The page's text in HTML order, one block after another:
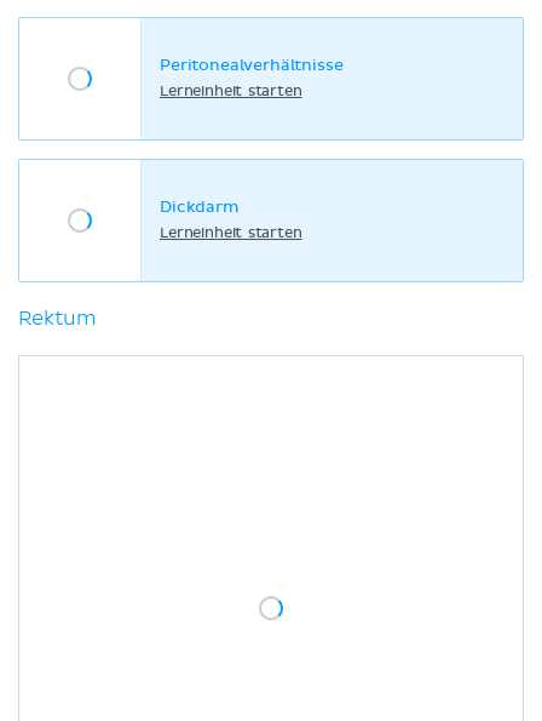
Peritonealverhältnisse
Lerneinheit starten
Dickdarm
Lerneinheit starten
Rektum